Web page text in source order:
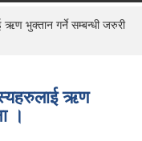
भुक्तान गर्ने सम्बन्धी जरुरी
ऋण
।